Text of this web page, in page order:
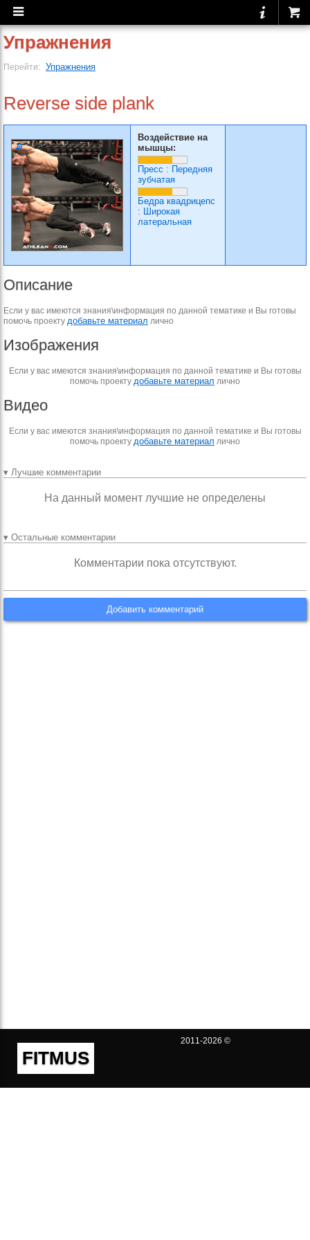
Упражнения
Перейти: Упражнения
Reverse side plank
Воздействие на
мышцы:
Пресс : Передняя
зубчатая
Бедра квадрицепс
: Широкая
латеральная
Описание
Если у вас имеются знания\информация по данной тематике и Вы готовы
помочь проекту добавьте материал лично
Изображения
Если у вас имеются знания\информация по данной тематике и Вы готовы
помочь проекту добавьте материал лично
Видео
Если у вас имеются знания\информация по данной тематике и Вы готовы
помочь проекту добавьте материал лично
▾ Лучшие комментарии
На данный момент лучшие не определены
▾ Остальные комментарии
Комментарии пока отсутствуют.
Добавить комментарий
FITMUS
2011-2026 ©